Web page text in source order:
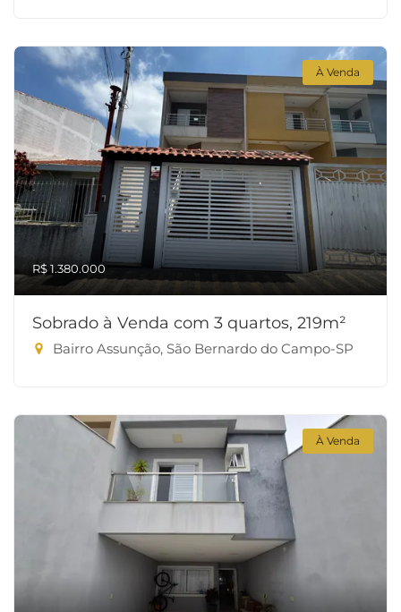
À Venda
R$ 1.380.000
Sobrado à Venda com 3 quartos, 219m²
Bairro Assunção, São Bernardo do Campo-SP
À Venda